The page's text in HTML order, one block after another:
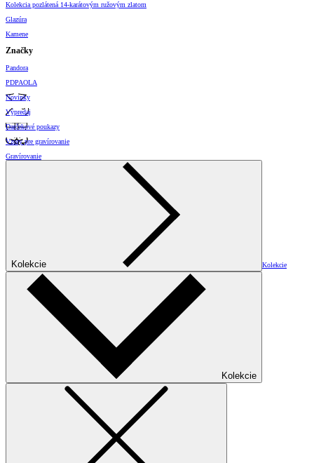
Kolekcia pozlátená 14-karátovým ružovým zlatom
Glazúra
Kamene
Značky
Pandora
PDPAOLA
Novinky
Výpredaj
Darčekové poukazy
Vzory pre gravírovanie
Gravírovanie
Kolekcie Kolekcie
Kolekcie